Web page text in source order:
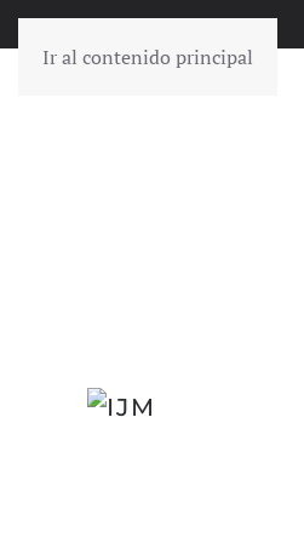
Ir al contenido principal